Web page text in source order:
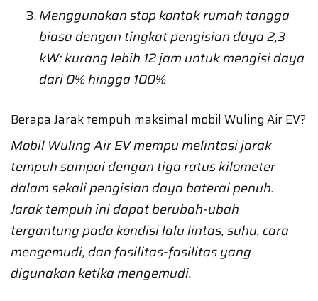
Menggunakan stop kontak rumah tangga
biasa dengan tingkat pengisian daya 2,3
kW: kurang lebih 12 jam untuk mengisi daya
dari 0% hingga 100%
Berapa Jarak tempuh maksimal mobil Wuling Air EV?
Mobil Wuling Air EV mempu melintasi jarak
tempuh sampai dengan tiga ratus kilometer
dalam sekali pengisian daya baterai penuh.
Jarak tempuh ini dapat berubah-ubah
tergantung pada kondisi lalu lintas, suhu, cara
mengemudi, dan fasilitas-fasilitas yang
digunakan ketika mengemudi.